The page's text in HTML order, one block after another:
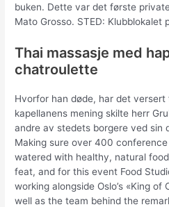
buken. Dette var det første
Mato Grosso. STED: Klubblokalet
Thai massasje med
chatroulette
Hvorfor han døde, har det
kapellanens mening skilte herr
andre av stedets borgere ved sin
Making sure over 400
watered with healthy, natural
feat, and for this event Food
working alongside Oslo’s «King
well as the team behind the